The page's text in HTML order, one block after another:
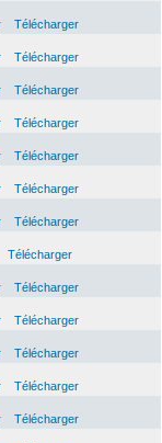
Télécharger
Télécharger
Télécharger
Télécharger
Télécharger
Télécharger
Télécharger
Télécharger
Télécharger
Télécharger
Télécharger
Télécharger
Télécharger